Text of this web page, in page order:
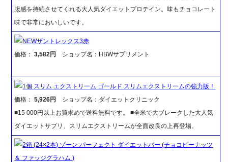
腹感を持続させてくれる大人気ダイエットプロテイン。味もチョコレート
味で非常においしいです。
NEWザントレックス3赤
価格：3,582円 ショップ名：HBWサプリメント
1個 スリム エクストリーム ゴールド スリムエクストリームの強力版！
価格：5,926円
ショップ名：ダイエットクリニック
■15 000円以上お買求めで送料無料です。 ■全米で大ブレークした大人気
ダイエットサプリ、スリムエクストリームが全面改良の上再登場。
2箱 (24×2本) ゾーン パーフェクト ダイエットバー (チョコピーナッツ
＆ ファッジグラハム )